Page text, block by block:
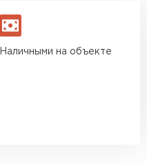
Наличными на объекте